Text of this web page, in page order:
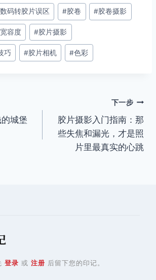
数码转胶片误区 #胶卷 #胶卷摄影
容度 #胶片摄影
巧 #胶片相机 #色彩
城堡
下一步
胶片摄影入门指南：那
些失焦和漏光，才是照
片里最真实的心跳
登录 或 注册 后留下您的印记。